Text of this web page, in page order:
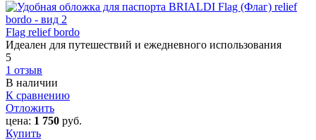
Flag relief bordo
Идеален для путешествий и ежедневного использования
5
1 отзыв
В наличии
К сравнению
Отложить
цена: 1 750 руб.
Купить